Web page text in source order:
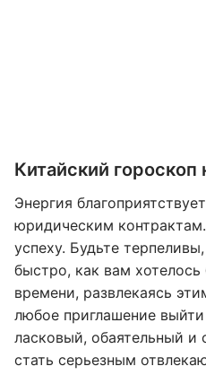
Китайский гороскоп
Энергия
юридическим
успеху. Будьте
быстро, как вам
времени, развлекаясь
любое приглашение
ласковый, обаятельный
стать серьезным